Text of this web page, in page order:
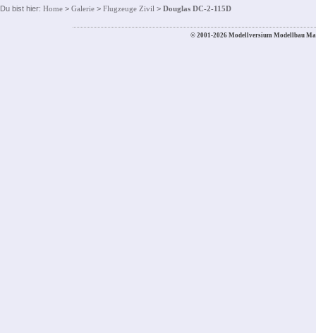
Du bist hier: Home > Galerie > Flugzeuge Zivil > Douglas DC-2-115D
© 2001-2026 Modellversium Modellbau